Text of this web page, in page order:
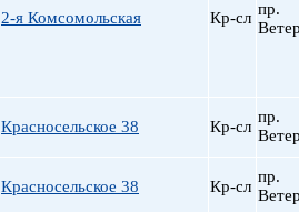
2-я Комсомольская Кр-сл пр.
Красносельское 38 Кр-сл
пр.
Красносельское 38 Кр-сл
пр.